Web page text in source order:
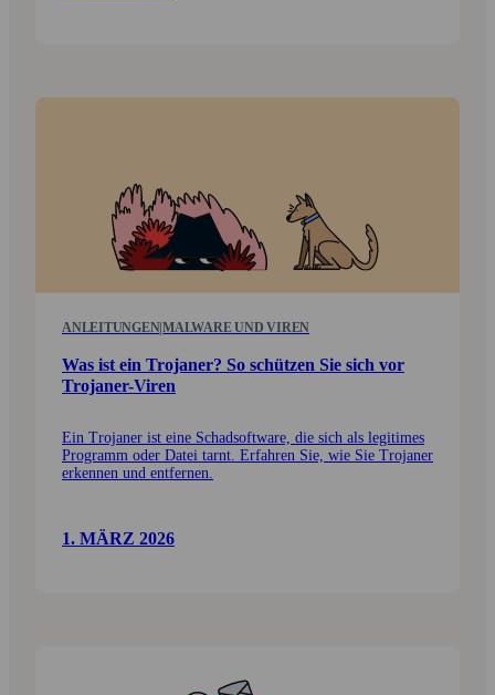
ANLEITUNGEN|MALWARE UND VIREN
Was ist ein Trojaner? So schützen Sie sich vor
Trojaner-Viren
Ein Trojaner ist eine Schad­soft­ware, die sich als legitimes
Programm oder Datei tarnt. Erfahren Sie, wie Sie Trojaner
erkennen und entfernen.
1. MÄRZ 2026